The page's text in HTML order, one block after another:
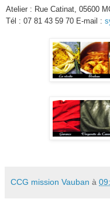
Atelier : Rue Catinat, 05600
Tél : 07 81 43 59 70 E-mail :
CCG mission Vauban à